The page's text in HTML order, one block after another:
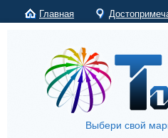
Главная
Выбери свой